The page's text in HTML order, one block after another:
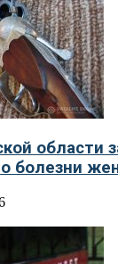
области
о болезни